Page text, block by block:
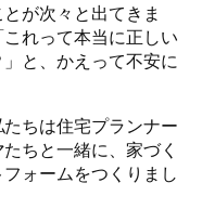
が次々と出てきま
れって本当に正しい
と、かえって不安に
ちは住宅プランナー
ちと一緒に、家づく
ォームをつくりまし